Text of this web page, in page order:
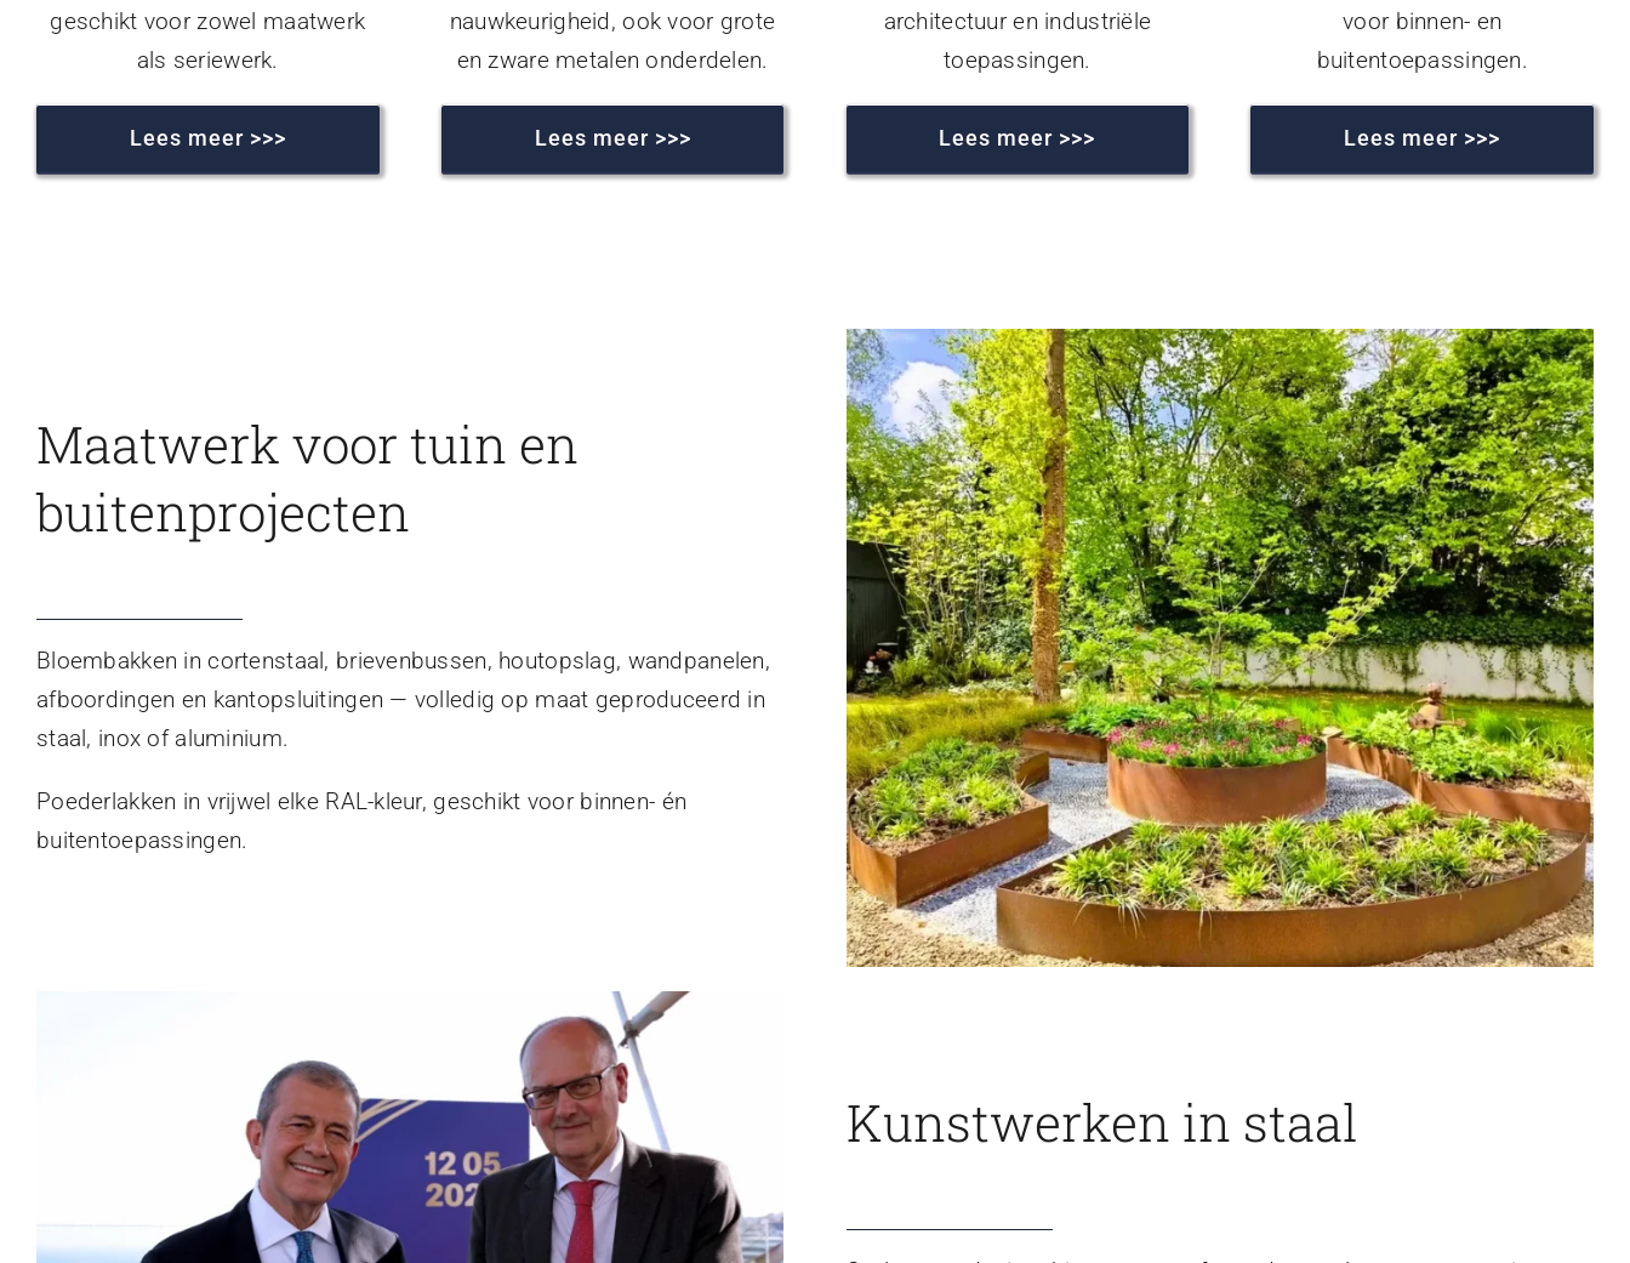
geschikt voor zowel maatwerk
als seriewerk.
Lees meer >>>
nauwkeurigheid, ook voor grote
en zware metalen onderdelen.
Lees meer >>>
architectuur en industriële
toepassingen.
Lees meer >>>
voor binnen- en
buitentoepassingen.
Lees meer >>>
Maatwerk voor tuin en
buitenprojecten
Bloembakken in cortenstaal, brievenbussen, houtopslag, wandpanelen,
afboordingen en kantopsluitingen — volledig op maat geproduceerd in
staal, inox of aluminium.
Poederlakken in vrijwel elke RAL-kleur, geschikt voor binnen- én
buitentoepassingen.
Kunstwerken in staal